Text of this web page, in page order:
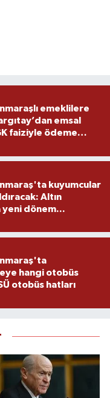
emeklilere
emsal
faiziyle ödeme
kuyumcular
Altın
yeni dönem...
hangi otobüs
otobüs hatları